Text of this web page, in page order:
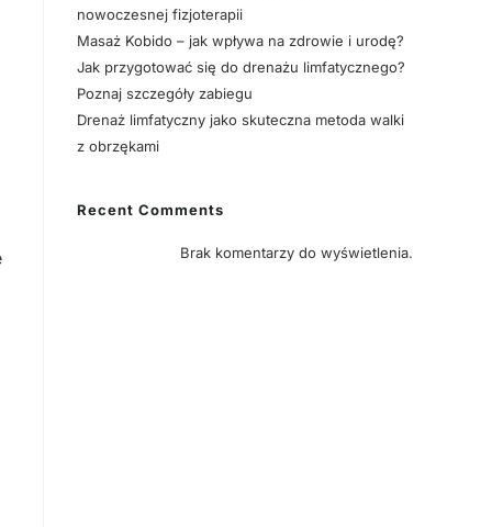
nowoczesnej fizjoterapii
Masaż Kobido – jak wpływa na zdrowie i urodę?
Jak przygotować się do drenażu limfatycznego?
Poznaj szczegóły zabiegu
Drenaż limfatyczny jako skuteczna metoda walki
z obrzękami
Recent Comments
Brak komentarzy do wyświetlenia.